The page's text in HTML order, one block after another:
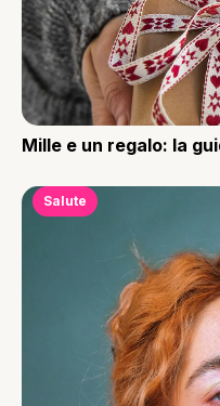
Mille e un regalo: la
Salute